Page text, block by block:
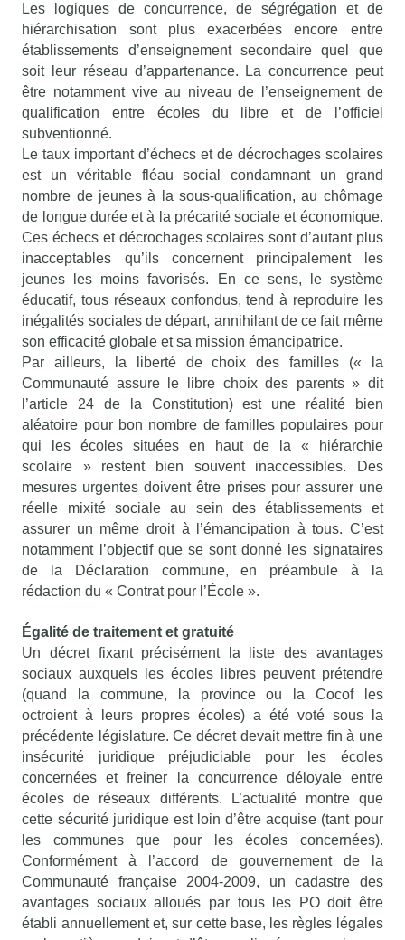
Les logiques de concurrence, de ségrégation et de
hiérarchisation sont plus exacerbées encore entre
établissements d’enseignement secondaire quel que
soit leur réseau d’appartenance. La concurrence peut
être notamment vive au niveau de l’enseignement de
qualification entre écoles du libre et de l’officiel
subventionné.
Le taux important d’échecs et de décrochages scolaires
est un véritable fléau social condamnant un grand
nombre de jeunes à la sous-qualification, au chômage
de longue durée et à la précarité sociale et économique.
Ces échecs et décrochages scolaires sont d’autant plus
inacceptables qu’ils concernent principalement les
jeunes les moins favorisés. En ce sens, le système
éducatif, tous réseaux confondus, tend à reproduire les
inégalités sociales de départ, annihilant de ce fait même
son efficacité globale et sa mission émancipatrice.
Par ailleurs, la liberté de choix des familles (« la
Communauté assure le libre choix des parents » dit
l’article 24 de la Constitution) est une réalité bien
aléatoire pour bon nombre de familles populaires pour
qui les écoles situées en haut de la « hiérarchie
scolaire » restent bien souvent inaccessibles. Des
mesures urgentes doivent être prises pour assurer une
réelle mixité sociale au sein des établissements et
assurer un même droit à l’émancipation à tous. C’est
notamment l’objectif que se sont donné les signataires
de la Déclaration commune, en préambule à la
rédaction du « Contrat pour l’École ».
Égalité de traitement et gratuité
Un décret fixant précisément la liste des avantages
sociaux auxquels les écoles libres peuvent prétendre
(quand la commune, la province ou la Cocof les
octroient à leurs propres écoles) a été voté sous la
précédente législature. Ce décret devait mettre fin à une
insécurité juridique préjudiciable pour les écoles
concernées et freiner la concurrence déloyale entre
écoles de réseaux différents. L’actualité montre que
cette sécurité juridique est loin d’être acquise (tant pour
les communes que pour les écoles concernées).
Conformément à l’accord de gouvernement de la
Communauté française 2004-2009, un cadastre des
avantages sociaux alloués par tous les PO doit être
établi annuellement et, sur cette base, les règles légales